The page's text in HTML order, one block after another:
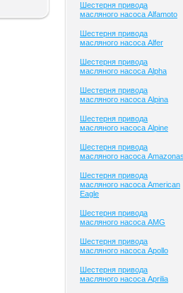
Шестерня привода
масляного насоса Alfamoto
Шестерня привода
масляного насоса Alfer
Шестерня привода
масляного насоса Alpha
Шестерня привода
масляного насоса Alpina
Шестерня привода
масляного насоса Alpine
Шестерня привода
масляного насоса
Шестерня привода
масляного насоса American
Eagle
Шестерня привода
масляного насоса AMG
Шестерня привода
масляного насоса Apollo
Шестерня привода
масляного насоса Aprilia